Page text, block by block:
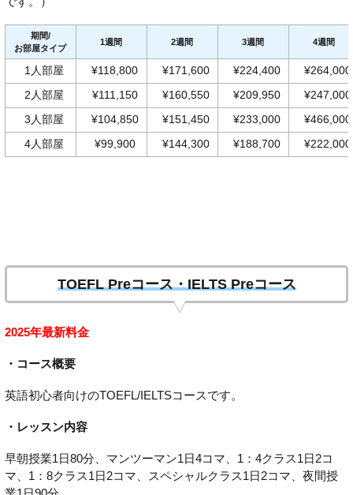
期間/
お部屋タイプ
1週間 2週間 3週間 4週間
1人部屋 ¥118,800 ¥171,600 ¥224,400 ¥264,000
2人部屋 ¥111,150 ¥160,550 ¥209,950 ¥247,000
3人部屋 ¥104,850 ¥151,450 ¥233,000 ¥466,000
4人部屋 ¥99,900 ¥144,300 ¥188,700 ¥222,000
TOEFL Preコース・IELTS Preコース
2025年最新料金
・コース概要
英語初心者向けのTOEFL/IELTSコースです。
・レッスン内容
早朝授業1日80分、マンツーマン1日4コマ、1：4クラス1日2コ
マ、1：8クラス1日2コマ、スペシャルクラス1日2コマ、夜間授